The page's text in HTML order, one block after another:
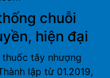
chuỗi
hiện đại
thuốc tây nhượng